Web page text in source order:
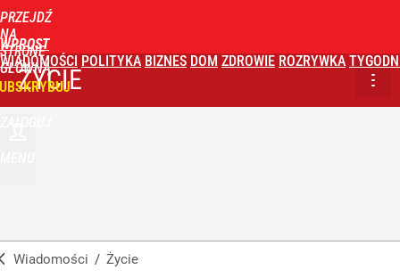
PRZEJDŹ
NA
STRONĘ
GŁÓWNĄ
WPROST
WIADOMOŚCI POLITYKA BIZNES DOM ZDROWIE ROZRYWKA
ŻYCIE
Wiadomości / Życie